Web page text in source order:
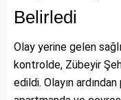
Belirledi
Olay yerine gelen
kontrolde, Zübeyir
edildi. Olayın